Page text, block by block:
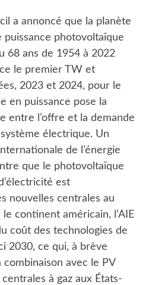
a annoncé que la planète
puissance photovoltaïque
68 ans de 1954 à 2022
le premier TW et
2023 et 2024, pour le
en puissance pose la
entre l’offre et la demande
électrique. Un
de l’énergie
que le photovoltaïque
est
nouvelles centrales au
continent américain, l’AIE
coût des technologies de
2030, ce qui, à brève
avec le PV
à gaz aux États-